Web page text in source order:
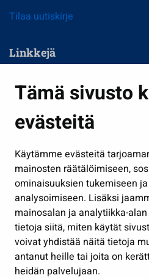
Tämä sivusto
evästeitä
Käytämme evästeitä
mainosten räätälöimiseen,
ominaisuuksien tukemiseen
analysoimiseen. Lisäksi
mainosalan ja analytiikka-
tietoja siitä, miten käytät
voivat yhdistää näitä tietoja
antanut heille tai joita on
heidän palvelujaan.
Tilaa uutiskirje
Linkkejä
Kasvatus ja opetus
Kulttuuri ja liikunta
Työ ja yrittäminen
Osallistu ja asioi
Näytä omat evästeasetukseni
Seuraa meitä